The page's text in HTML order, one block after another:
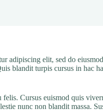
adipiscing elit, sed do
blandit turpis cursus in hac
felis. Cursus euismod quis
nunc non blandit massa.